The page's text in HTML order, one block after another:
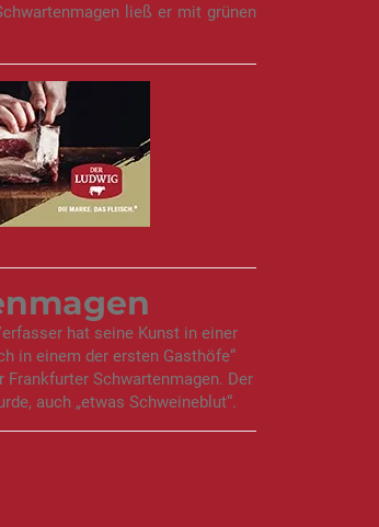
ließ er mit grünen
hat seine Kunst in einer
in einem der ersten Gasthöfe“
Frankfurter Schwartenmagen. Der
auch „etwas Schweineblut“.